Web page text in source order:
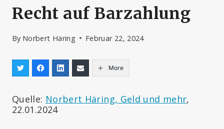
Recht auf Barzahlung
By Norbert Häring Februar 22, 2024
More
Quelle: Norbert Häring, Geld und mehr,
22.01.2024